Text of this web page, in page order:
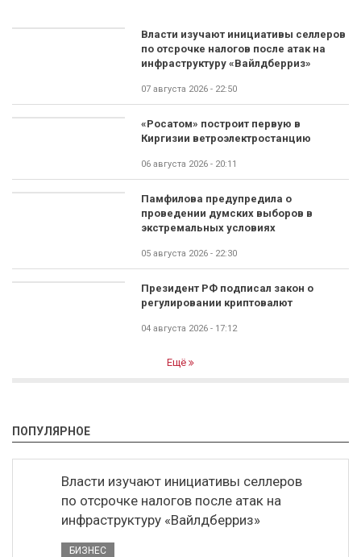
Власти изучают инициативы селлеров
по отсрочке налогов после атак на
инфраструктуру «Вайлдберриз»
07 августа 2026 - 22:50
«Росатом» построит первую в
Киргизии ветроэлектростанцию
06 августа 2026 - 20:11
Памфилова предупредила о
проведении думских выборов в
экстремальных условиях
05 августа 2026 - 22:30
Президент РФ подписал закон о
регулировании криптовалют
04 августа 2026 - 17:12
Ещё
ПОПУЛЯРНОЕ
Власти изучают инициативы селлеров
по отсрочке налогов после атак на
инфраструктуру «Вайлдберриз»
БИЗНЕС